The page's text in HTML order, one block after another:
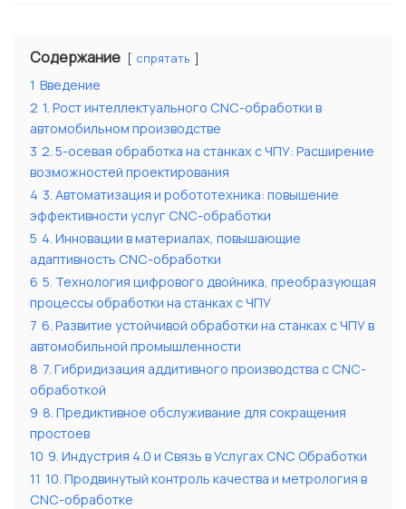
Содержание спрятать
1 Введение
2 1. Рост интеллектуального CNC-обработки в
автомобильном производстве
3 2. 5-осевая обработка на станках с ЧПУ: Расширение
возможностей проектирования
4 3. Автоматизация и робототехника: повышение
эффективности услуг CNC-обработки
5 4. Инновации в материалах, повышающие
адаптивность CNC-обработки
6 5. Технология цифрового двойника, преобразующая
процессы обработки на станках с ЧПУ
7 6. Развитие устойчивой обработки на станках с ЧПУ в
автомобильной промышленности
8 7. Гибридизация аддитивного производства с CNC-
обработкой
9 8. Предиктивное обслуживание для сокращения
простоев
10 9. Индустрия 4.0 и Связь в Услугах CNC Обработки
11 10. Продвинутый контроль качества и метрология в
CNC-обработке